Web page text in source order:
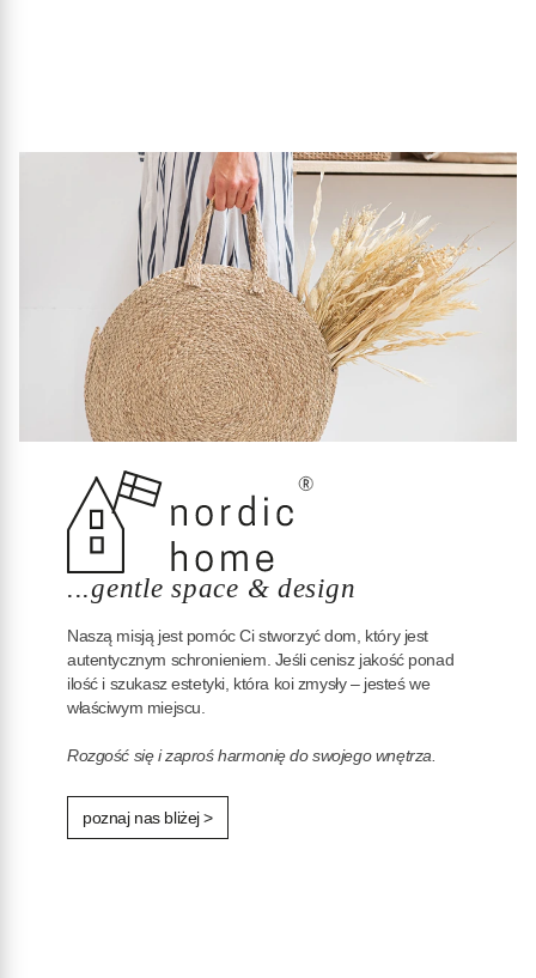
...gentle space & design
Naszą misją jest pomóc Ci stworzyć dom, który jest
autentycznym schronieniem. Jeśli cenisz jakość ponad
ilość i szukasz estetyki, która koi zmysły – jesteś we
właściwym miejscu.
Rozgość się i zaproś harmonię do swojego wnętrza.
poznaj nas bliżej >